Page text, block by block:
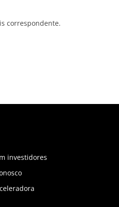
correspondente.
investidores